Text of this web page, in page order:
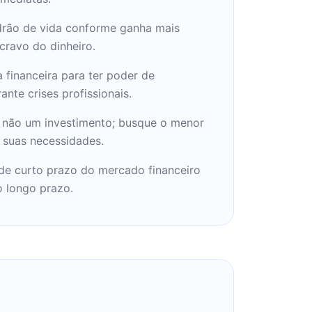
de vida conforme ganha mais
do dinheiro.
financeira para ter poder de
crises profissionais.
um investimento; busque o menor
necessidades.
curto prazo do mercado financeiro
longo prazo.